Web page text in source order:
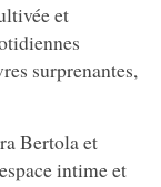
et
surprenantes,
Bertola et
intime et